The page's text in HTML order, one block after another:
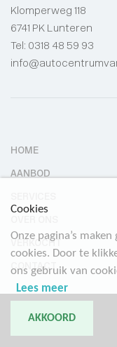
Klomperweg 118
6741 PK Lunteren
Tel: 0318 48 59 93
HOME
AANBOD
VERKOCHT
CONTACT
Cookies
Onze pagina’s
cookies. Door te
ons gebruik van
Lees meer
AKKOORD